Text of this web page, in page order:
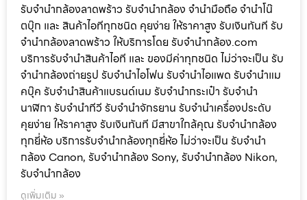
รับจำนำกล้องลาดพร้าว รับจํานํากล้อง จำนำมือถือ จำนำโน๊
ตบุ๊ก และ สินค้าไอทีทุกชนิด คุยง่าย ให้ราคาสูง รับเงินทันที รับ
จำนำกล้องลาดพร้าว ให้บริการโดย รับจํานํากล้อง.com
บริการรับจํานําสินค้าไอที และ ของมีค่าทุกชนิด ไม่ว่าจะเป็น รับ
จํานํากล้องถ่ายรูป รับจํานําไอโฟน รับจํานําไอแพด รับจํานําแม
คบุ๊ค รับจํานําสินค้าแบรนด์เนม รับจํานํากระเป๋า รับจํานํา
นาฬิกา รับจํานําทีวี รับจํานําจักรยาน รับจํานําเครื่องประดับ
คุยง่าย ให้ราคาสูง รับเงินทันที มีสาขาใกล้คุณ รับจำนำกล้อง
ทุกยี่ห้อ บริการรับจำนำกล้องทุกยี่ห้อ ไม่ว่าจะเป็น รับจำนำ
กล้อง Canon, รับจำนำกล้อง Sony, รับจำนำกล้อง Nikon,
รับจำนำกล้อง
ดูเพิ่มเติม »